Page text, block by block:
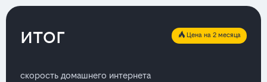
итог Цена на 2 месяца
скорость домашнего интернета